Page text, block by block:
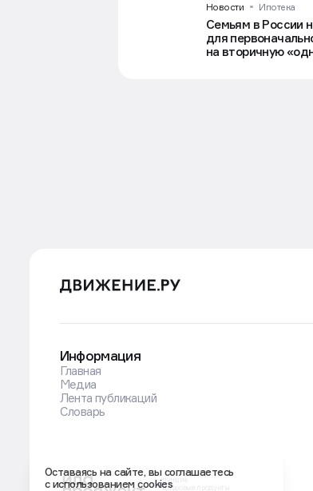
Новости Ипотека
Семьям в России
для
на вторичную
Полностью исключать
Эльвира Набиуллина.
«Банк России будет
При этом, по ее словам,
ЦБ также отдельно
ее прежде всего как шок
Оставаясь на сайте, вы соглашаетесь
с использованием cookies